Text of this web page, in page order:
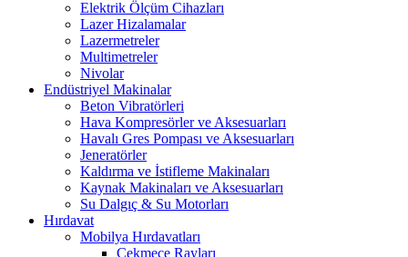
Elektrik Ölçüm Cihazları
Lazer Hizalamalar
Lazermetreler
Multimetreler
Nivolar
Endüstriyel Makinalar
Beton Vibratörleri
Hava Kompresörler ve Aksesuarları
Havalı Gres Pompası ve Aksesuarları
Jeneratörler
Kaldırma ve İstifleme Makinaları
Kaynak Makinaları ve Aksesuarları
Su Dalgıç & Su Motorları
Hırdavat
Mobilya Hırdavatları
Çekmece Rayları